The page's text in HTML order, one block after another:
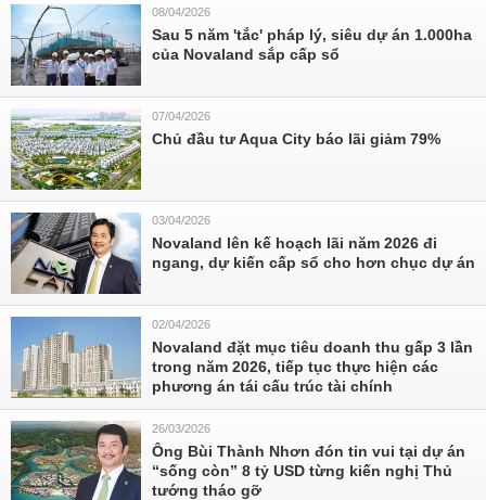
08/04/2026
Sau 5 năm 'tắc' pháp lý, siêu dự án 1.000ha
của Novaland sắp cấp sổ
07/04/2026
Chủ đầu tư Aqua City báo lãi giảm 79%
03/04/2026
Novaland lên kế hoạch lãi năm 2026 đi
ngang, dự kiến cấp sổ cho hơn chục dự án
02/04/2026
Novaland đặt mục tiêu doanh thu gấp 3 lần
trong năm 2026, tiếp tục thực hiện các
phương án tái cấu trúc tài chính
26/03/2026
Ông Bùi Thành Nhơn đón tin vui tại dự án
“sống còn” 8 tỷ USD từng kiến nghị Thủ
tướng tháo gỡ